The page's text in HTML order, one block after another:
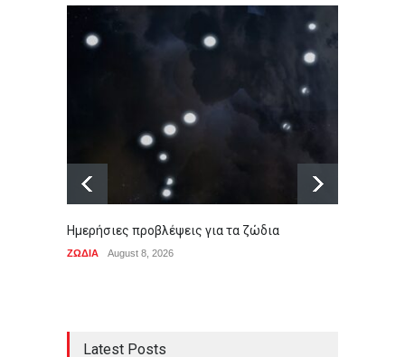
Ημερήσιες προβλέψεις για τα ζώδια
ΖΩΔΙΑ August 8, 2026
Latest Posts